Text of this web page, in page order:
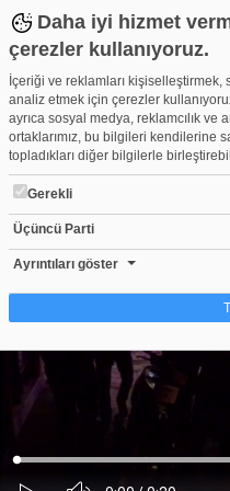
Daha iyi hizmet
çerezler kullanıyoruz.
İçeriği ve reklamları
analiz etmek için çerezler
ayrıca sosyal medya, reklamcılık ve
ortaklarımız, bu bilgileri kendilerine
topladıkları diğer bilgilerle
Gerekli
Üçüncü Parti
Ayrıntıları göster
Çerez nedir?
Çerezler, web-sitelerinin,
amacıyla kullandığı küçük metin
işletilmesi için kesinlikle gerekli olan
Diğer çerez türleri için sizden izin
kullanmaktadır. Bazı çerezler,
tarafından yerleştirilir. İzniniz şu
Ses
Yükleniyor:
Bursa'da kısıtlamayı ihlal